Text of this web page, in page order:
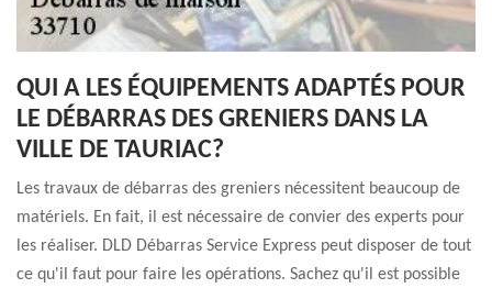
QUI A LES ÉQUIPEMENTS ADAPTÉS POUR
LE DÉBARRAS DES GRENIERS DANS LA
VILLE DE TAURIAC?
Les travaux de débarras des greniers nécessitent beaucoup de
matériels. En fait, il est nécessaire de convier des experts pour
les réaliser. DLD Débarras Service Express peut disposer de tout
ce qu'il faut pour faire les opérations. Sachez qu'il est possible